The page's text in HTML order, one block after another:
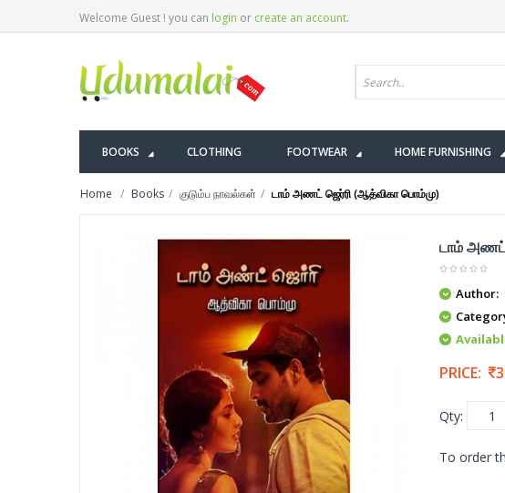
Welcome Guest ! you can login or create an account.
BOOKS CLOTHING FOOTWEAR HOME FURNISHING
Home Books குடும்ப நாவல்கள் டாம் அணட் ஜெர்ரி (ஆத்விகா பொம்மு)
டாம் அணட்
Author:
PRICE:
Qty:
To order